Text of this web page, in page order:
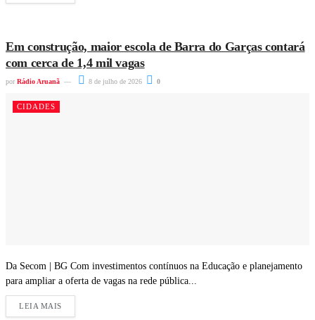
Em construção, maior escola de Barra do Garças contará
com cerca de 1,4 mil vagas
por Rádio Aruanã 8 de julho de 2026 0
CIDADES
Da Secom | BG Com investimentos contínuos na Educação e planejamento
para ampliar a oferta de vagas na rede pública...
LEIA MAIS